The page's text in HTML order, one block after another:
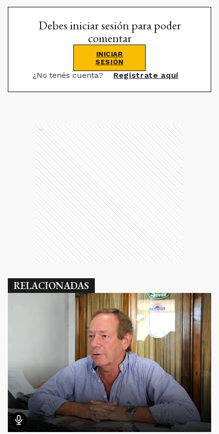
Debes iniciar sesión para poder
comentar
INICIAR
SESIÓN
¿No tenés cuenta? Registrate aquí
Ads
RELACIONADAS